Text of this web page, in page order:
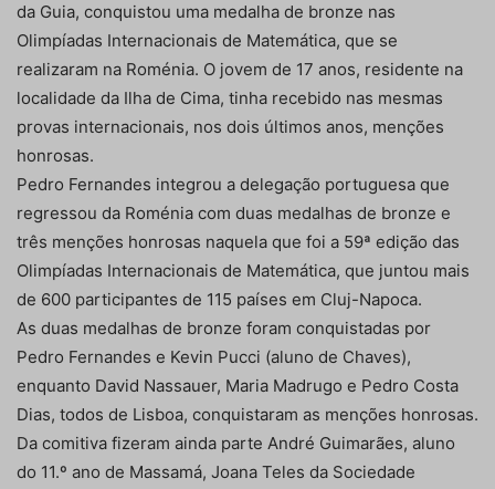
da Guia, conquistou uma medalha de bronze nas
Olimpíadas Internacionais de Matemática, que se
realizaram na Roménia. O jovem de 17 anos, residente na
localidade da Ilha de Cima, tinha recebido nas mesmas
provas internacionais, nos dois últimos anos, menções
honrosas.
Pedro Fernandes integrou a delegação portuguesa que
regressou da Roménia com duas medalhas de bronze e
três menções honrosas naquela que foi a 59ª edição das
Olimpíadas Internacionais de Matemática, que juntou mais
de 600 participantes de 115 países em Cluj-Napoca.
As duas medalhas de bronze foram conquistadas por
Pedro Fernandes e Kevin Pucci (aluno de Chaves),
enquanto David Nassauer, Maria Madrugo e Pedro Costa
Dias, todos de Lisboa, conquistaram as menções honrosas.
Da comitiva fizeram ainda parte André Guimarães, aluno
do 11.º ano de Massamá, Joana Teles da Sociedade